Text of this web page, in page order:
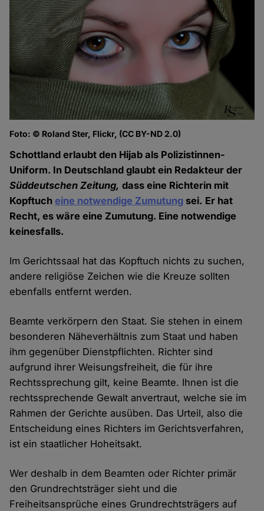
Foto: © Roland Ster, Flickr, (CC BY-ND 2.0)
Schottland erlaubt den Hijab als Polizistinnen-
Uniform. In Deutschland glaubt ein Redakteur der
Süddeutschen Zeitung, dass eine Richterin mit
Kopftucheine notwendige Zumutung sei. Er hat
Recht, es wäre eine Zumutung. Eine notwendige
keinesfalls.
Im Gerichtssaal hat das Kopftuch nichts zu suchen,
andere religiöse Zeichen wie die Kreuze sollten
ebenfalls entfernt werden.
Beamte verkörpern den Staat. Sie stehen in einem
besonderen Näheverhältnis zum Staat und haben
ihm gegenüber Dienstpflichten. Richter sind
aufgrund ihrer Weisungsfreiheit, die für ihre
Rechtssprechung gilt, keine Beamte. Ihnen ist die
rechtssprechende Gewalt anvertraut, welche sie im
Rahmen der Gerichte ausüben. Das Urteil, also die
Entscheidung eines Richters im Gerichtsverfahren,
ist ein staatlicher Hoheitsakt.
Wer deshalb in dem Beamten oder Richter primär
den Grundrechtsträger sieht und die
Freiheitsansprüche eines Grundrechtsträgers auf